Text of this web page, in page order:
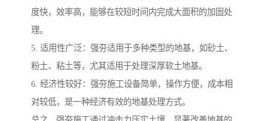
度快，效率高，能够在较短时间内完成大面积的加固处
理。
5. 适用性广泛：强夯适用于多种类型的地基，如砂土、
粉土、粘土等，尤其适用于处理深厚软土地基。
6. 经济性较好：强夯施工设备简单，操作方便，成本相
对较低，是一种经济有效的地基处理方式。